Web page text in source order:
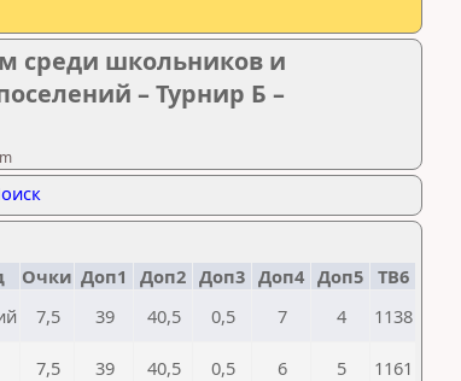
среди школьников и
– Турнир Б –
Очки Доп1 Доп2 Доп3 Доп4 Доп5 TB6
7,5 39 40,5 0,5 7 4 1138
7,5 39 40,5 0,5 6 5 1161